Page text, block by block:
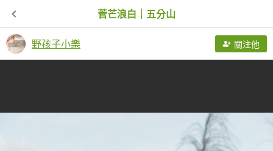
菅芒浪白｜五分山
野孩子小樂 關注他